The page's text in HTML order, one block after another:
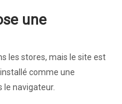
une
les stores, mais le site est
comme une
le navigateur.